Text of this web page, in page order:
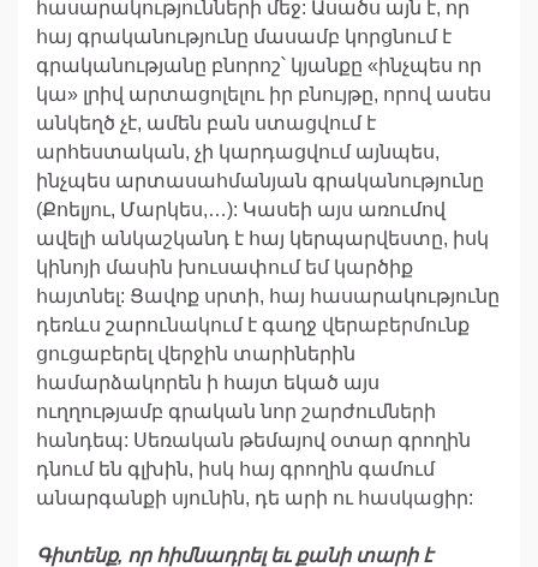
հասարակությունների մեջ: Ասածս այն է, որ
հայ գրականությունը մասամբ կորցնում է
գրականությանը բնորոշ՝ կյանքը «ինչպես որ
կա» լրիվ արտացոլելու իր բնույթը, որով ասես
անկեղծ չէ, ամեն բան ստացվում է
արհեստական, չի կարդացվում այնպես,
ինչպես արտասահմանյան գրականությունը
(Քոելյու, Մարկես,…): Կասեի այս առումով
ավելի անկաշկանդ է հայ կերպարվեստը, իսկ
կինոյի մասին խուսափում եմ կարծիք
հայտնել: Ցավոք սրտի, հայ հասարակությունը
դեռևս շարունակում է գաղջ վերաբերմունք
ցուցաբերել վերջին տարիներին
համարձակորեն ի հայտ եկած այս
ուղղությամբ գրական նոր շարժումների
հանդեպ: Սեռական թեմայով օտար գրողին
դնում են գլխին, իսկ հայ գրողին գամում
անարգանքի սյունին, դե արի ու հասկացիր:
Գիտենք, որ հիմնադրել եւ քանի տարի է